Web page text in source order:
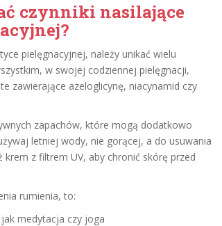
czynniki nasilające
pielęgnacyjnej, należy unikać wielu
w swojej codziennej pielęgnacji,
zawierające azeloglicynę, niacynamid czy
zapachów, które mogą dodatkowo
letniej wody, nie gorącej, a do usuwania
krem z filtrem UV, aby chronić skórę przed
rumienia, to:
medytacja czy joga